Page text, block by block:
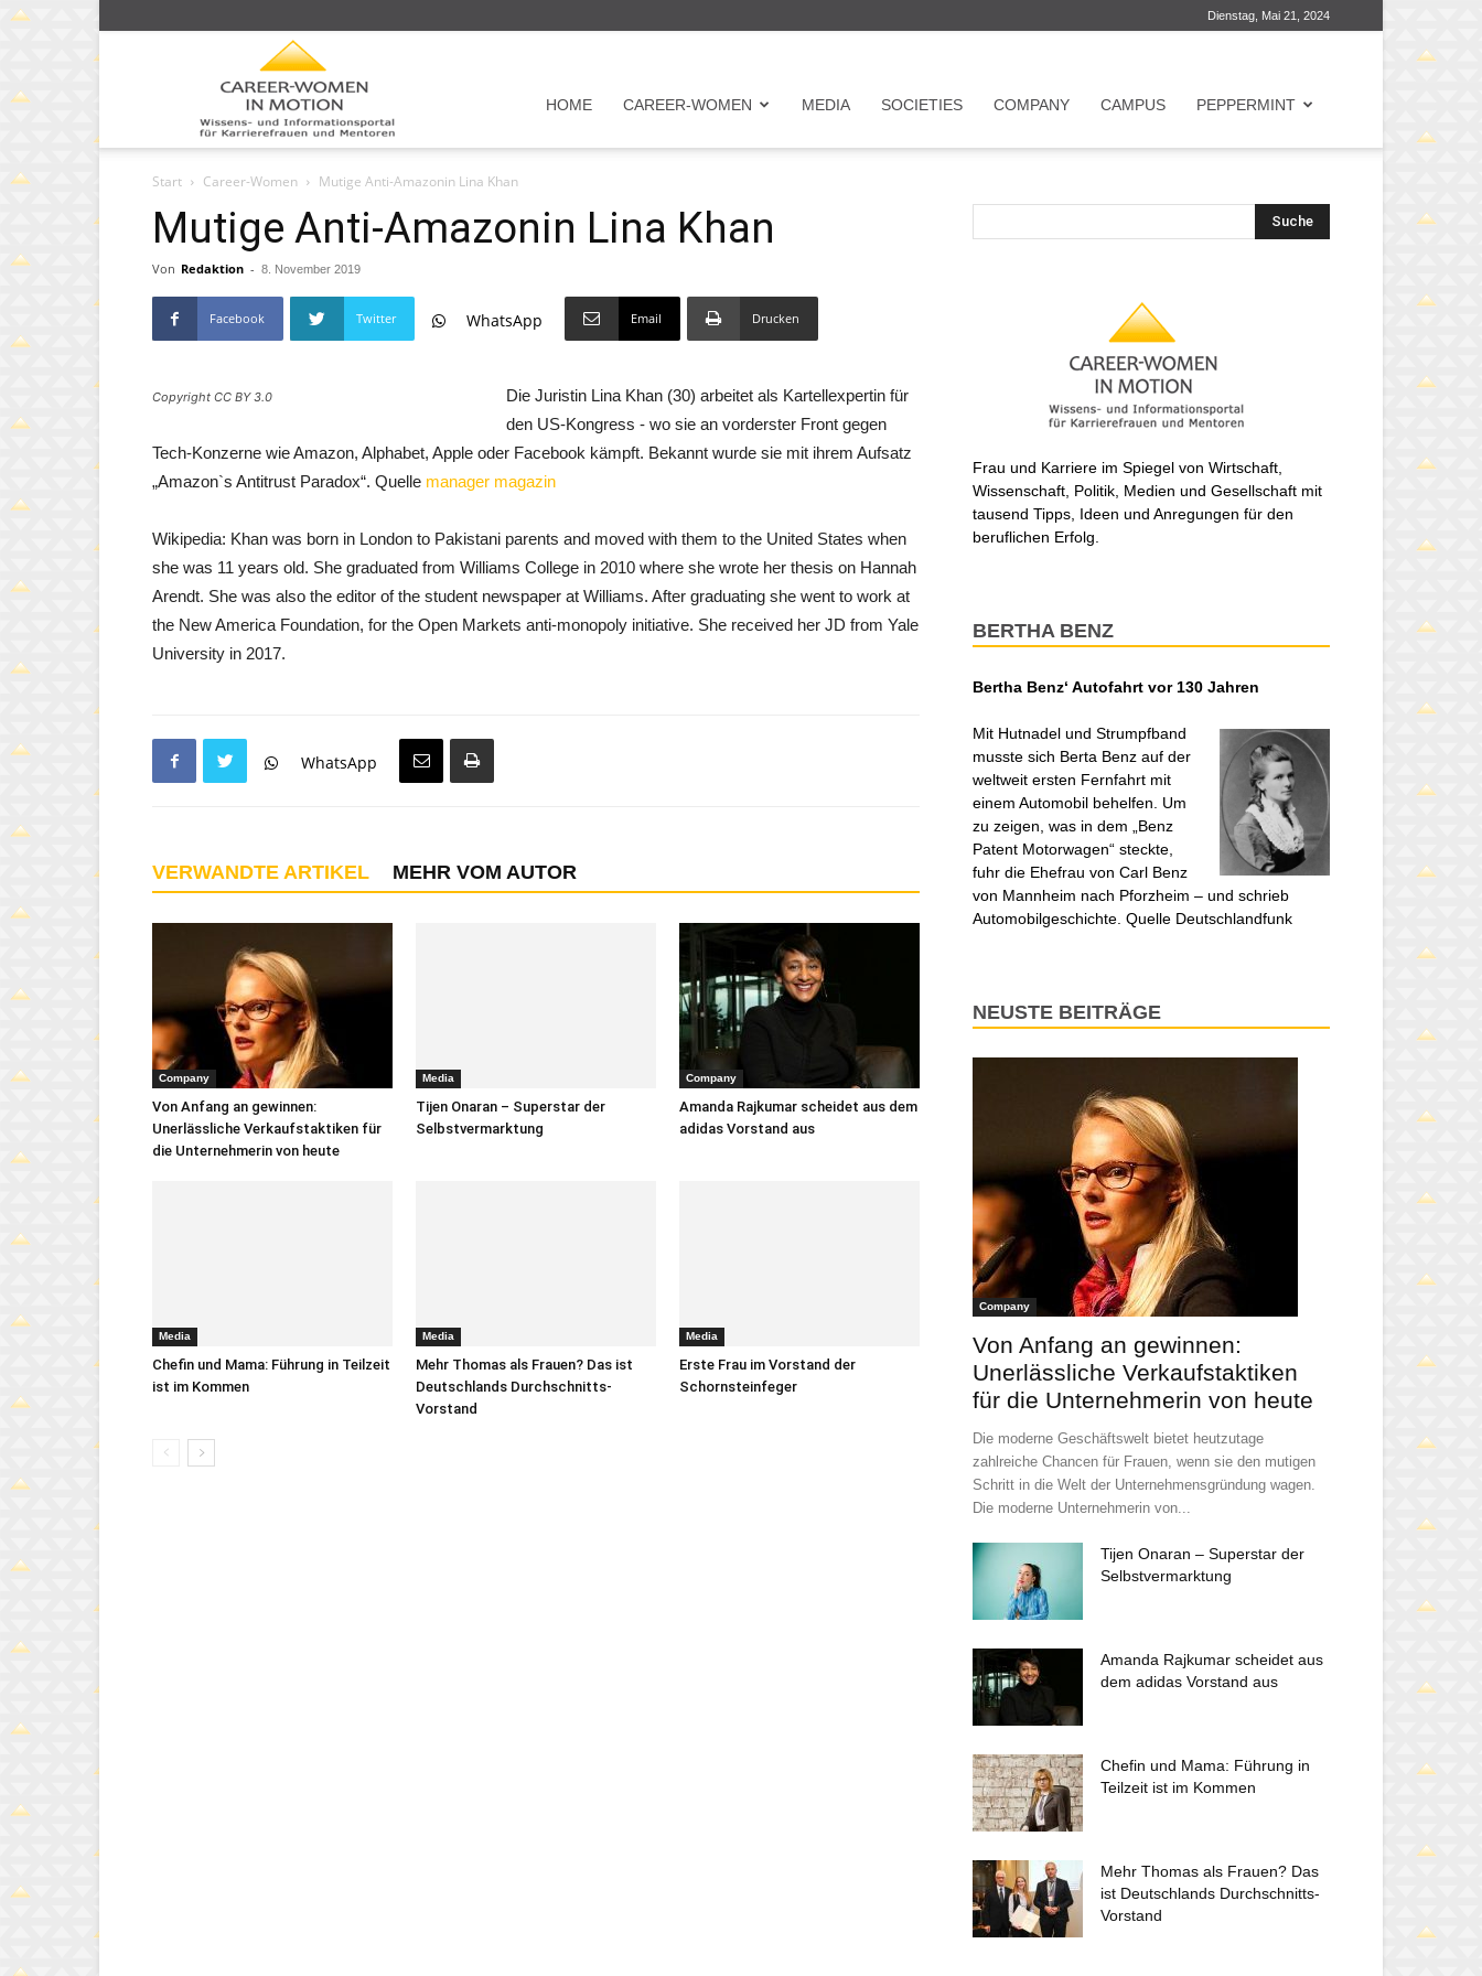
Dienstag, Mai 21, 2024
HOME CAREER-WOMEN MEDIA SOCIETIES COMPANY CAMPUS PEPPERMINT
Start Career-Women Mutige Anti-Amazonin Lina Khan
Mutige Anti-Amazonin Lina Khan
Von Redaktion - 8. November 2019
Facebook Twitter WhatsApp Email Drucken
Copyright CC BY 3.0
Die Juristin Lina Khan (30) arbeitet als Kartellexpertin für
den US-Kongress - wo sie an vorderster Front gegen
Tech-Konzerne wie Amazon, Alphabet, Apple oder Facebook kämpft. Bekannt wurde sie mit ihrem Aufsatz
„Amazon`s Antitrust Paradox“. Quelle manager magazin
Wikipedia: Khan was born in London to Pakistani parents and moved with them to the United States when
she was 11 years old. She graduated from Williams College in 2010 where she wrote her thesis on Hannah
Arendt. She was also the editor of the student newspaper at Williams. After graduating she went to work at
the New America Foundation, for the Open Markets anti-monopoly initiative. She received her JD from Yale
University in 2017.
WhatsApp
VERWANDTE ARTIKEL MEHR VOM AUTOR
Company
Von Anfang an gewinnen:
Unerlässliche Verkaufstaktiken für
die Unternehmerin von heute
Media
Tijen Onaran – Superstar der
Selbstvermarktung
Company
Amanda Rajkumar scheidet aus dem
adidas Vorstand aus
Media
Chefin und Mama: Führung in Teilzeit
ist im Kommen
Media
Mehr Thomas als Frauen? Das ist
Deutschlands Durchschnitts-
Vorstand
Media
Erste Frau im Vorstand der
Schornsteinfeger
Frau und Karriere im Spiegel von Wirtschaft,
Wissenschaft, Politik, Medien und Gesellschaft mit
tausend Tipps, Ideen und Anregungen für den
beruflichen Erfolg.
BERTHA BENZ
Bertha Benz‘ Autofahrt vor 130 Jahren
Mit Hutnadel und Strumpfband
musste sich Berta Benz auf der
weltweit ersten Fernfahrt mit
einem Automobil behelfen. Um
zu zeigen, was in dem „Benz
Patent Motorwagen“ steckte,
fuhr die Ehefrau von Carl Benz
von Mannheim nach Pforzheim – und schrieb
Automobilgeschichte. Quelle Deutschlandfunk
NEUSTE BEITRÄGE
Company
Von Anfang an gewinnen:
Unerlässliche Verkaufstaktiken
für die Unternehmerin von heute
Die moderne Geschäftswelt bietet heutzutage
zahlreiche Chancen für Frauen, wenn sie den mutigen
Schritt in die Welt der Unternehmensgründung wagen.
Die moderne Unternehmerin von...
Tijen Onaran – Superstar der
Selbstvermarktung
Amanda Rajkumar scheidet aus
dem adidas Vorstand aus
Chefin und Mama: Führung in
Teilzeit ist im Kommen
Mehr Thomas als Frauen? Das
ist Deutschlands Durchschnitts-
Vorstand